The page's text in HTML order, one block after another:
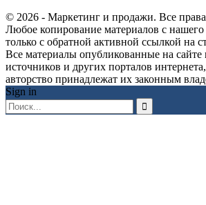
© 2026 - Маркетинг и продажи. Все
Любое копирование материалов с нашего
только с обратной активной ссылкой на
Все материалы опубликованные на сайте
источников и других порталов
авторство принадлежат их законным
Sign in